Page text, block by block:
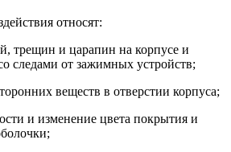
относят:
трещин и царапин на корпусе и
следами от зажимных устройств;
веществ в отверстии корпуса;
и изменение цвета покрытия и